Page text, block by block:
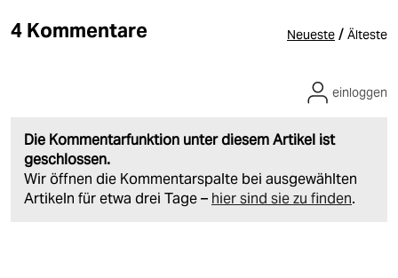
4 Kommentare Neueste / Älteste
Die Kommentarfunktion unter diesem Artikel ist
geschlossen.
Wir öffnen die Kommentarspalte bei ausgewählten
Artikeln für etwa drei Tage – hier sind sie zu finden.
einloggen